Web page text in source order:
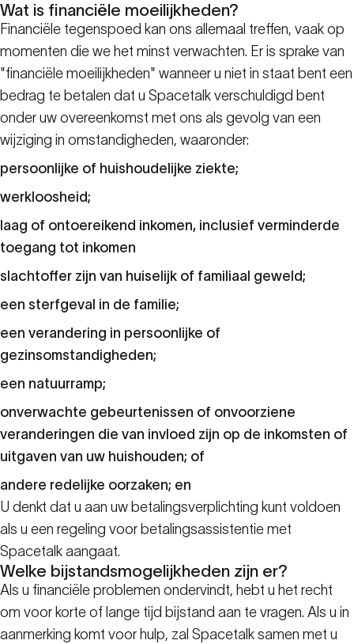
Wat is financiële moeilijkheden?
Financiële tegenspoed kan ons allemaal treffen, vaak op
momenten die we het minst verwachten. Er is sprake van
"financiële moeilijkheden" wanneer u niet in staat bent een
bedrag te betalen dat u Spacetalk verschuldigd bent
onder uw overeenkomst met ons als gevolg van een
wijziging in omstandigheden, waaronder:
persoonlijke of huishoudelijke ziekte;
werkloosheid;
laag of ontoereikend inkomen, inclusief verminderde
toegang tot inkomen
slachtoffer zijn van huiselijk of familiaal geweld;
een sterfgeval in de familie;
een verandering in persoonlijke of
gezinsomstandigheden;
een natuurramp;
onverwachte gebeurtenissen of onvoorziene
veranderingen die van invloed zijn op de inkomsten of
uitgaven van uw huishouden; of
andere redelijke oorzaken; en
U denkt dat u aan uw betalingsverplichting kunt voldoen
als u een regeling voor betalingsassistentie met
Spacetalk aangaat.
Welke bijstandsmogelijkheden zijn er?
Als u financiële problemen ondervindt, hebt u het recht
om voor korte of lange tijd bijstand aan te vragen. Als u in
aanmerking komt voor hulp, zal Spacetalk samen met u